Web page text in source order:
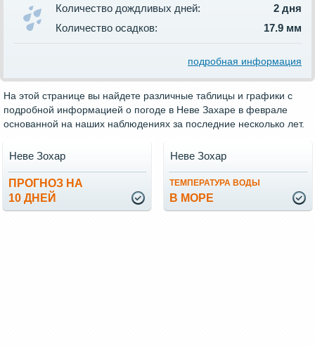
Количество дождливых дней:
2 дня
Количество осадков:
17.9 мм
подробная информация
На этой странице вы найдете различные таблицы и графики с
подробной информацией о погоде в Неве Захаре в феврале
основанной на наших наблюдениях за последние несколько лет.
ПРОГНОЗ НА
10 ДНЕЙ
Неве Зохар
ТЕМПЕРАТУРА ВОДЫ
В МОРЕ
Неве Зохар